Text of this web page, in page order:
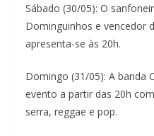
Sábado (30/05): O
Dominguinhos e vencedor
apresenta-se às 20h.
Domingo (31/05): A banda
evento a partir das 20h
serra, reggae e pop.